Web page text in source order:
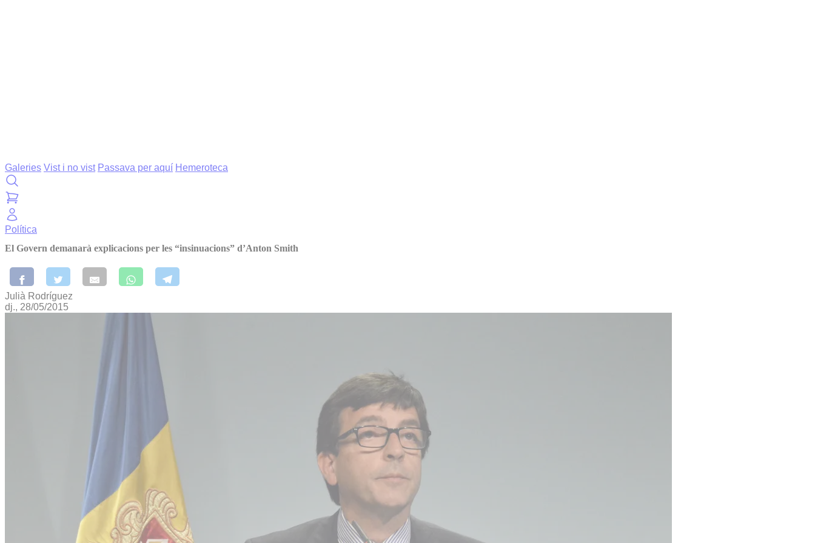
Galeries Vist i no vist Passava per aquí Hemeroteca
Política
El Govern demanarà explicacions per les “insinuacions” d’Anton Smith
Julià Rodríguez
dj., 28/05/2015